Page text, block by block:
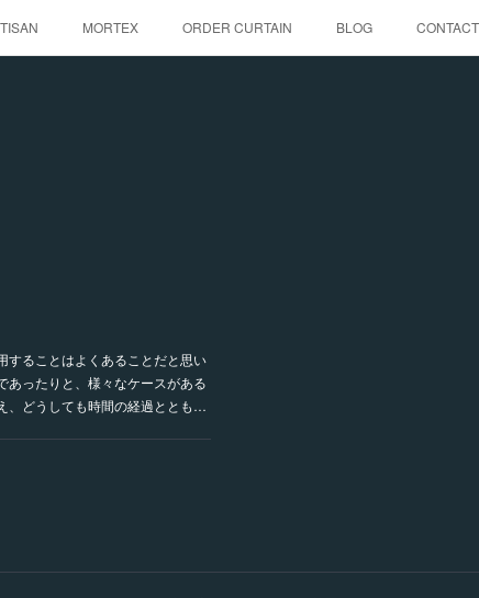
MORTEX ORDER CURTAIN BLOG CONTACT
することはよくあることだと思い
あったりと、様々なケースがある
、どうしても時間の経過ととも…